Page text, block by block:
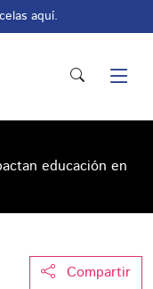
aquí.
educación en
Compartir